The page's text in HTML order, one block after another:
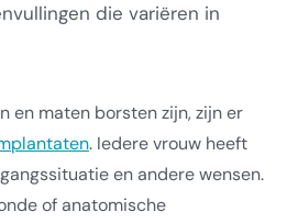
die variëren in
en maten borsten zijn, zijn er
. Iedere vrouw heeft
en andere wensen.
of anatomische